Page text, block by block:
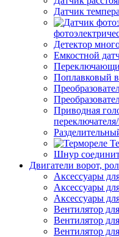
Датчик
Детектор
Емкостной
Поплавковый
Приводная
Шнур
Двигатели ворот,
Аксессуары
Аксессуары
Аксессуары
Вентилятор
Вентилятор
Вентилятор